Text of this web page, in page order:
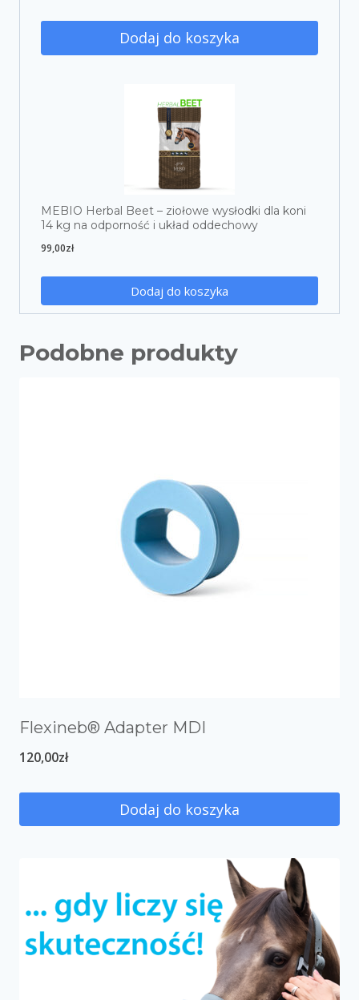
Dodaj do koszyka
MEBIO Herbal Beet – ziołowe wysłodki dla koni
14 kg na odporność i układ oddechowy
99,00zł
Dodaj do koszyka
Podobne produkty
Flexineb® Adapter MDI
120,00zł
Dodaj do koszyka